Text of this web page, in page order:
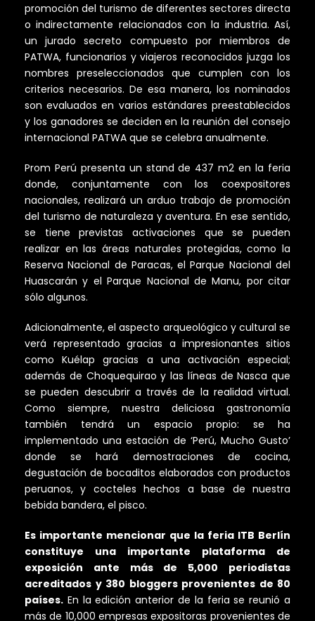
promoción del turismo de diferentes sectores directa
o indirectamente relacionados con la industria. Así,
un jurado secreto compuesto por miembros de
PATWA, funcionarios y viajeros reconocidos juzga los
nombres preseleccionados que cumplen con los
criterios necesarios. De esa manera, los nominados
son evaluados en varios estándares preestablecidos
y los ganadores se deciden en la reunión del consejo
internacional PATWA que se celebra anualmente.
Prom Perú presenta un stand de 437 m2 en la feria
donde, conjuntamente con los coexpositores
nacionales, realizará un arduo trabajo de promoción
del turismo de naturaleza y aventura. En ese sentido,
se tiene previstas activaciones que se pueden
realizar en las áreas naturales protegidas, como la
Reserva Nacional de Paracas, el Parque Nacional del
Huascarán y el Parque Nacional de Manu, por citar
sólo algunos.
Adicionalmente, el aspecto arqueológico y cultural se
verá representado gracias a impresionantes sitios
como Kuélap gracias a una activación especial;
además de Choquequirao y las líneas de Nasca que
se pueden descubrir a través de la realidad virtual.
Como siempre, nuestra deliciosa gastronomía
también tendrá un espacio propio: se ha
implementado una estación de ‘Perú, Mucho Gusto’
donde se hará demostraciones de cocina,
degustación de bocaditos elaborados con productos
peruanos, y cocteles hechos a base de nuestra
bebida bandera, el pisco.
Es importante mencionar que la feria ITB Berlín
constituye una importante plataforma de
exposición ante más de 5,000 periodistas
acreditados y 380 bloggers provenientes de 80
países. En la edición anterior de la feria se reunió a
más de 10,000 empresas expositoras provenientes de